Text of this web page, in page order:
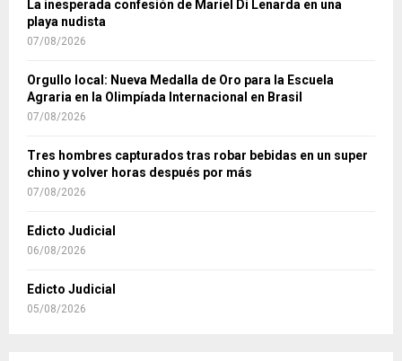
La inesperada confesión de Mariel Di Lenarda en una
playa nudista
07/08/2026
Orgullo local: Nueva Medalla de Oro para la Escuela
Agraria en la Olimpíada Internacional en Brasil
07/08/2026
Tres hombres capturados tras robar bebidas en un super
chino y volver horas después por más
07/08/2026
Edicto Judicial
06/08/2026
Edicto Judicial
05/08/2026